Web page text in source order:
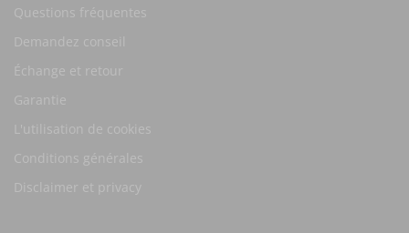
Questions fréquentes
Demandez conseil
Échange et retour
Garantie
L'utilisation de cookies
Conditions générales
Disclaimer et privacy